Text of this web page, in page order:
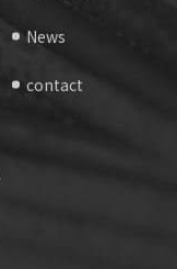
News
contact